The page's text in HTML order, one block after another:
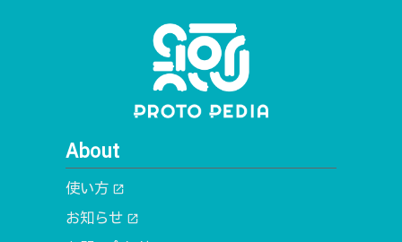
About
使い方 open_in_new
お知らせ open_in_new